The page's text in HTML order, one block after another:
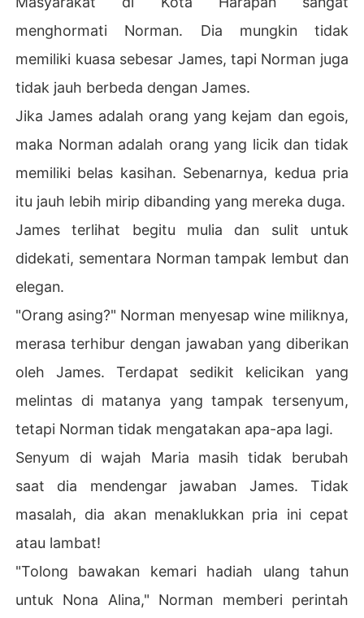
menghormati Norman. Dia mungkin tidak
memiliki kuasa sebesar James, tapi Norman juga
tidak jauh berbeda dengan James.
Jika James adalah orang yang kejam dan egois,
maka Norman adalah orang yang licik dan tidak
memiliki belas kasihan. Sebenarnya, kedua pria
itu jauh lebih mirip dibanding yang mereka duga.
James terlihat begitu mulia dan sulit untuk
didekati, sementara Norman tampak lembut dan
elegan.
"Orang asing?" Norman menyesap wine miliknya,
merasa terhibur dengan jawaban yang diberikan
oleh James. Terdapat sedikit kelicikan yang
melintas di matanya yang tampak tersenyum,
tetapi Norman tidak mengatakan apa-apa lagi.
Senyum di wajah Maria masih tidak berubah
saat dia mendengar jawaban James. Tidak
masalah, dia akan menaklukkan pria ini cepat
atau lambat!
"Tolong bawakan kemari hadiah ulang tahun
untuk Nona Alina," Norman memberi perintah